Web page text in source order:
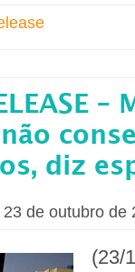
diz
de outubro de
(23/